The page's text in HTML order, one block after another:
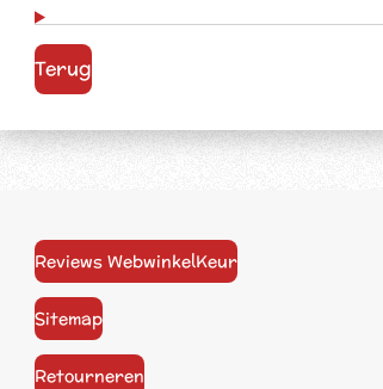
Terug
Reviews WebwinkelKeur
Sitemap
Retourneren